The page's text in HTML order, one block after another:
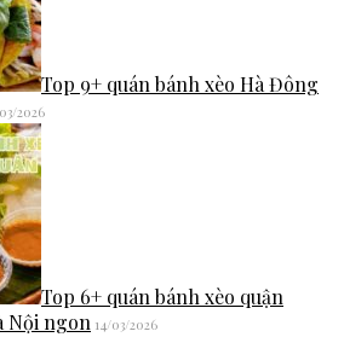
Top 9+ quán bánh xèo Hà Đông
2026
Top 6+ quán bánh xèo quận
Nội ngon 14/03/2026